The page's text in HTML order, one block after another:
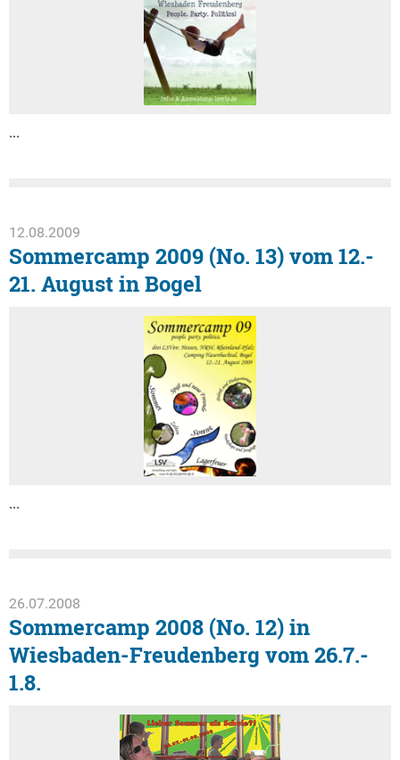
...
12.08.2009
Sommercamp 2009 (No. 13) vom 12.-
21. August in Bogel
...
26.07.2008
Sommercamp 2008 (No. 12) in
Wiesbaden-Freudenberg vom 26.7.-
1.8.